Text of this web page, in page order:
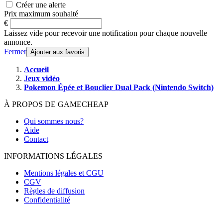
Créer une alerte
Prix maximum souhaité
€
Laissez vide pour recevoir une notification pour chaque nouvelle
annonce.
Fermer Ajouter aux favoris
Accueil
Jeux vidéo
Pokemon Épée et Bouclier Dual Pack (Nintendo Switch)
À PROPOS DE GAMECHEAP
Qui sommes nous?
Aide
Contact
INFORMATIONS LÉGALES
Mentions légales et CGU
CGV
Règles de diffusion
Confidentialité